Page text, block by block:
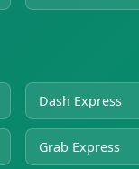
Dash Express
Grab Express